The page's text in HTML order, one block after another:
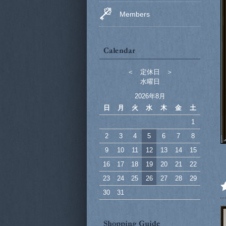
Members
＜ 定休日 ＞
水曜日
2026年8月
日
月 火 水 木 金
土
1
2
3 4 5 6 7
8
9
10 11 12 13 14
15
16
17 18 19 20 21
22
23
24 25 26 27 28
29
30
31